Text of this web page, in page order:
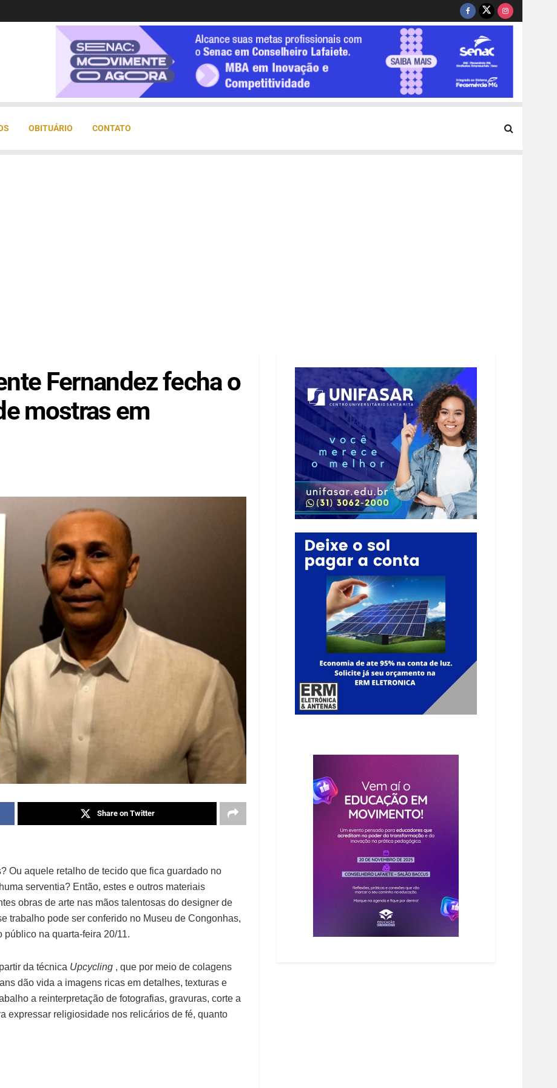
OBITUÁRIO CONTATO
Fernandez fecha o
mostras em
Share on Twitter
Ou aquele retalho de tecido que fica guardado no
serventia? Então, estes e outros materiais
obras de arte nas mãos talentosas do designer de
trabalho pode ser conferido no Museu de Congonhas,
público na quarta-feira 20/11.
da técnica Upcycling , que por meio de colagens
dão vida a imagens ricas em detalhes, texturas e
a reinterpretação de fotografias, gravuras, corte a
expressar religiosidade nos relicários de fé, quanto